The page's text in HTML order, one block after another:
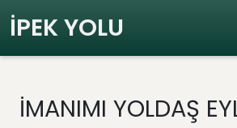
İPEK YOLU
İMANIMI YOLDAŞ